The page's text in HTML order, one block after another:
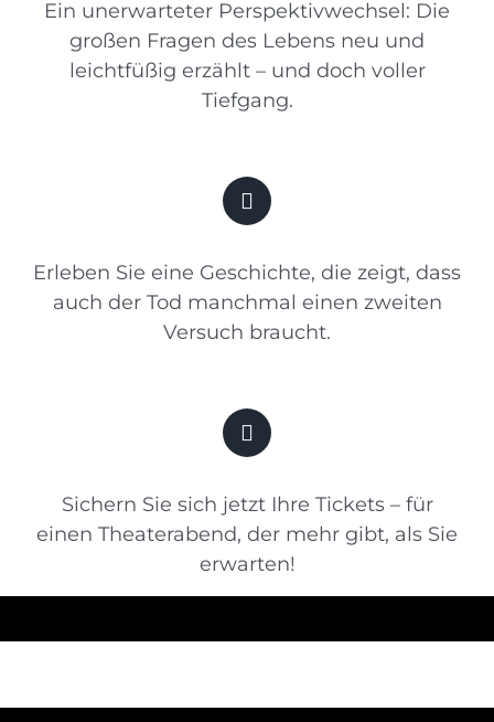
Ein unerwarteter Perspektivwechsel: Die
großen Fragen des Lebens neu und
leichtfüßig erzählt – und doch voller
Tiefgang.
Erleben Sie eine Geschichte, die zeigt, dass
auch der Tod manchmal einen zweiten
Versuch braucht.
Sichern Sie sich jetzt Ihre Tickets – für
einen Theaterabend, der mehr gibt, als Sie
erwarten!